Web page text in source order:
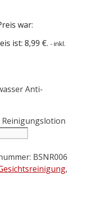
war:
ist: 8,99 €. - inkl.
Anti-
Reinigungslotion
BSNR006
,